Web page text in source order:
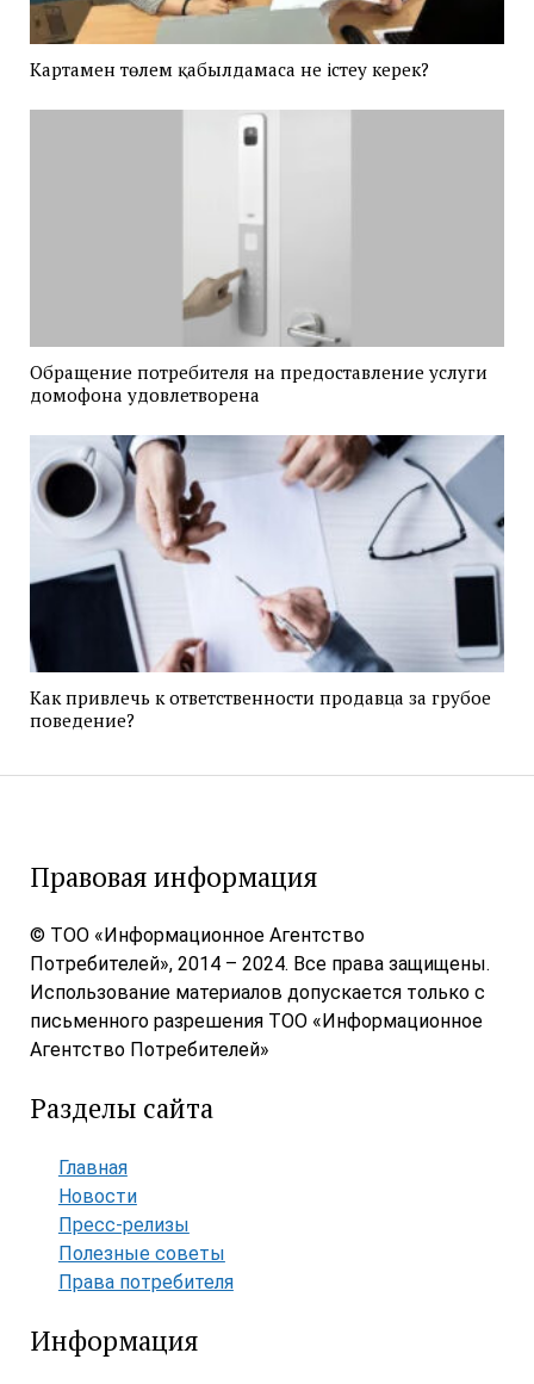
Картамен төлем қабылдамаса не істеу керек?
Обращение потребителя на предоставление услуги
домофона удовлетворена
Как привлечь к ответственности продавца за грубое
поведение?
Правовая информация
© ТОО «Информационное Агентство
Потребителей», 2014 – 2024. Все права защищены.
Использование материалов допускается только с
письменного разрешения ТОО «Информационное
Агентство Потребителей»
Разделы сайта
Главная
Новости
Пресс-релизы
Полезные советы
Права потребителя
Информация